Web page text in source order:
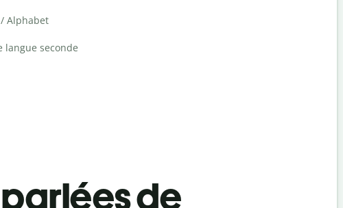
Alphabet
langue seconde
de